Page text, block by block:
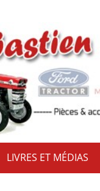
LIVRES ET MÉDIAS